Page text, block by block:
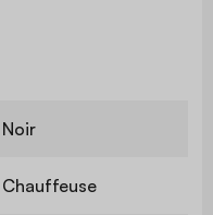
Noir
Chauffeuse